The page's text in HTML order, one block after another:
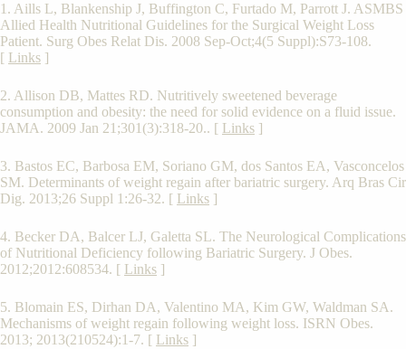
1. Aills L, Blankenship J, Buffington C, Furtado M, Parrott J. ASMBS
Allied Health Nutritional Guidelines for the Surgical Weight Loss
Patient. Surg Obes Relat Dis. 2008 Sep-Oct;4(5 Suppl):S73-108.
[ Links ]
2. Allison DB, Mattes RD. Nutritively sweetened beverage
consumption and obesity: the need for solid evidence on a fluid issue.
JAMA. 2009 Jan 21;301(3):318-20.. [ Links ]
3. Bastos EC, Barbosa EM, Soriano GM, dos Santos EA, Vasconcelos
SM. Determinants of weight regain after bariatric surgery. Arq Bras Cir
Dig. 2013;26 Suppl 1:26-32. [ Links ]
4. Becker DA, Balcer LJ, Galetta SL. The Neurological Complications
of Nutritional Deficiency following Bariatric Surgery. J Obes.
2012;2012:608534. [ Links ]
5. Blomain ES, Dirhan DA, Valentino MA, Kim GW, Waldman SA.
Mechanisms of weight regain following weight loss. ISRN Obes.
2013; 2013(210524):1-7. [ Links ]